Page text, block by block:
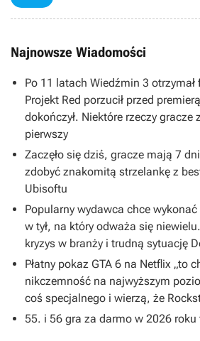
Najnowsze Wiadomości
Po 11 latach Wiedźmin 3
Projekt Red porzucił przed
dokończył. Niektóre rzeczy gracze
pierwszy
Zaczęło się dziś, gracze mają 7
zdobyć znakomitą strzelankę z
Ubisoftu
Popularny wydawca chce
w tył, na który odważa się
kryzys w branży i trudną sytuację
Płatny pokaz GTA 6 na Netflix „to
nikczemność na najwyższym
coś specjalnego i wierzą, że
55. i 56 gra za darmo w 2026 roku